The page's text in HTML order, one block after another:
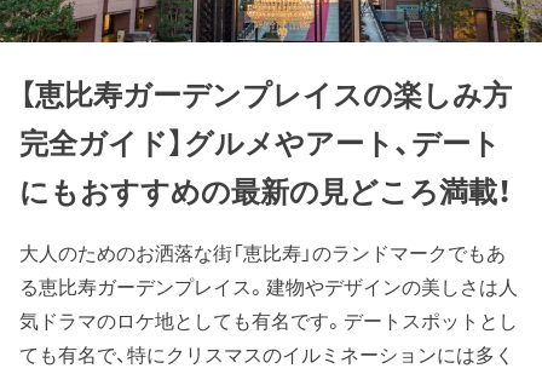
【恵比寿ガーデンプレイスの楽しみ方
完全ガイド】グルメやアート、デート
にもおすすめの最新の見どころ満載！
大人のためのお洒落な街「恵比寿」のランドマークでもあ
る恵比寿ガーデンプレイス。建物やデザインの美しさは人
気ドラマのロケ地としても有名です。デートスポットとし
ても有名で、特にクリスマスのイルミネーションには多く